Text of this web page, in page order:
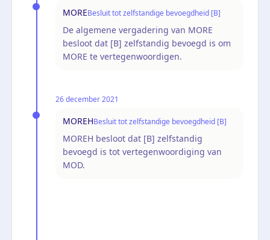
MOREBesluit tot zelfstandige bevoegdheid [B]
De algemene vergadering van MORE
besloot dat [B] zelfstandig bevoegd is om
MORE te vertegenwoordigen.
26 december 2021
MOREHBesluit tot zelfstandige bevoegdheid [B]
MOREH besloot dat [B] zelfstandig
bevoegd is tot vertegenwoordiging van
MOD.